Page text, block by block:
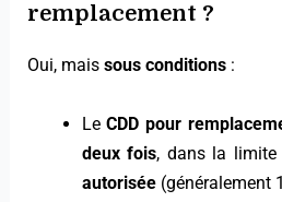
remplacement ?
Oui, maissous conditions :
LeCDD pour
deux fois, dans la
autorisée(généralement